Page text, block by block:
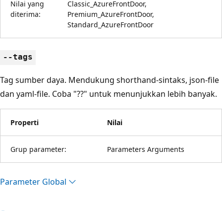
Nilai yang
diterima:
Classic_AzureFrontDoor,
Premium_AzureFrontDoor,
Standard_AzureFrontDoor
--tags
Tag sumber daya. Mendukung shorthand-sintaks, json-file
dan yaml-file. Coba "??" untuk menunjukkan lebih banyak.
Properti Nilai
Grup parameter: Parameters Arguments
Parameter Global